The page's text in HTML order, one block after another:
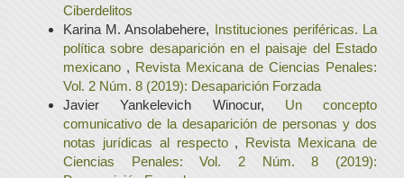
Ciberdelitos
Karina M. Ansolabehere, Instituciones periféricas. La
política sobre desaparición en el paisaje del Estado
mexicano , Revista Mexicana de Ciencias Penales:
Vol. 2 Núm. 8 (2019): Desaparición Forzada
Javier Yankelevich Winocur, Un concepto
comunicativo de la desaparición de personas y dos
notas jurídicas al respecto , Revista Mexicana de
Ciencias Penales: Vol. 2 Núm. 8 (2019):